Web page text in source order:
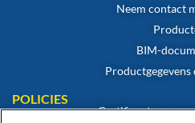
Neem contact
BIM-
POLICIES
Certificaat van